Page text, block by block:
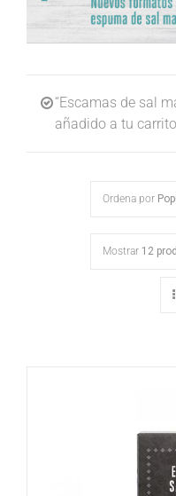
“Escamas de sal
añadido a tu
Ordena por
Mostrar 12